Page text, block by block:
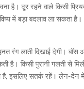
है। दूर रहने वाले किसी
में बड़ा बदलाव ला सकता है।
रंग लाती दिखाई देगी।
है। किसी पुरानी गलती से
इसलिए सतर्क रहें। लेन-देन में